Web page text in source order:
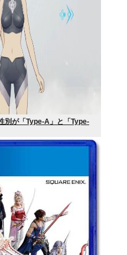
別が「Type-A」と「Type-